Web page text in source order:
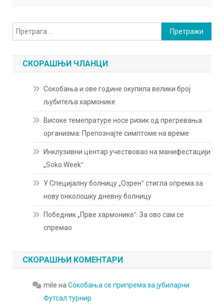
Претрага
за:
СКОРАШЊИ ЧЛАНЦИ
Сокобања и ове године окупила велики број
љубитеља хармонике
Високе темепратуре носе ризик од прегревања
организма: Препознајте симптоме на време
Инклузивни центар учествовао на манифестацији
„Soko Weekˮ
У Специјалну болницу „Озренˮ стигла опрема за
нову онколошку дневну болницу
Победник „Прве хармоникеˮ: За ово сам се
спремао
СКОРАШЊИ КОМЕНТАРИ
mile наСокобања се припрема за јубиларни
Футсал турнир